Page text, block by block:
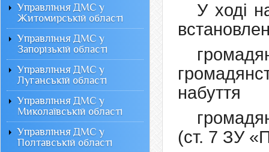
У ході
набуття
(ст. 7 ЗУ
Управління ДМС у
Житомирській області
Управління ДМС у
Запорізькій області
Управління ДМС у
Луганській області
Управління ДМС у
Миколаївській області
Управління ДМС у
Полтавській області